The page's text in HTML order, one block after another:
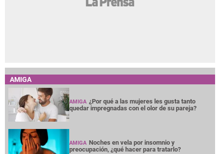
AMIGA
AMIGA ¿Por qué a las mujeres les gusta tanto
quedar impregnadas con el olor de su pareja?
AMIGA Noches en vela por insomnio y
preocupación, ¿qué hacer para tratarlo?